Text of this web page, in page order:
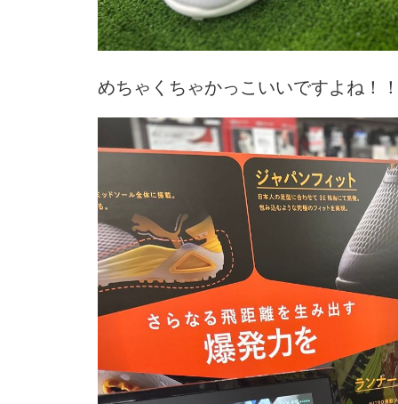
めちゃくちゃかっこいいですよね！